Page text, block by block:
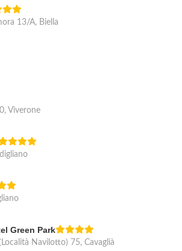
13/A, Biella
Viverone
Green Park
Navilotto) 75, Cavaglià